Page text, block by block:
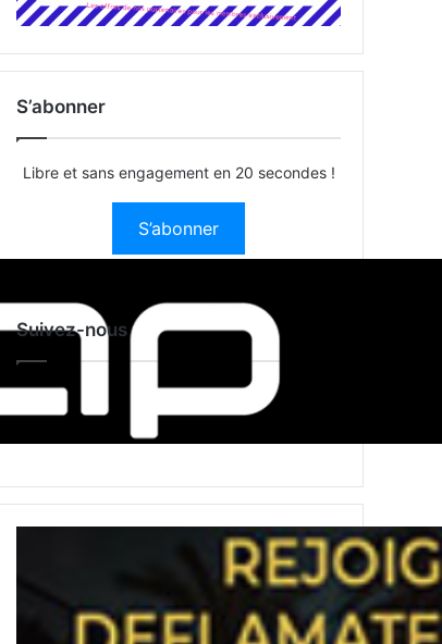
S’abonner
Libre et sans engagement en 20 secondes !
S’abonner
Suivez-nous